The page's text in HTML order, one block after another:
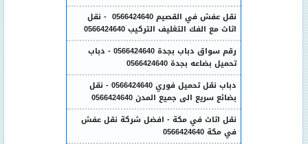
نقل عفش في القصيم 0566424640 - نقل
اثاث مع الفك التغليف التركيب 0566424640
رقم سواق دباب بجدة 0566424640 - دباب
تحميل بضاعه بجدة 0566424640
دباب نقل تحميل فوري 0566424640 - نقل
بضائع سريع الى جميع المدن 0566424640
نقل اثاث في مكة - افضل شركة نقل عفش
في مكة 0566424640